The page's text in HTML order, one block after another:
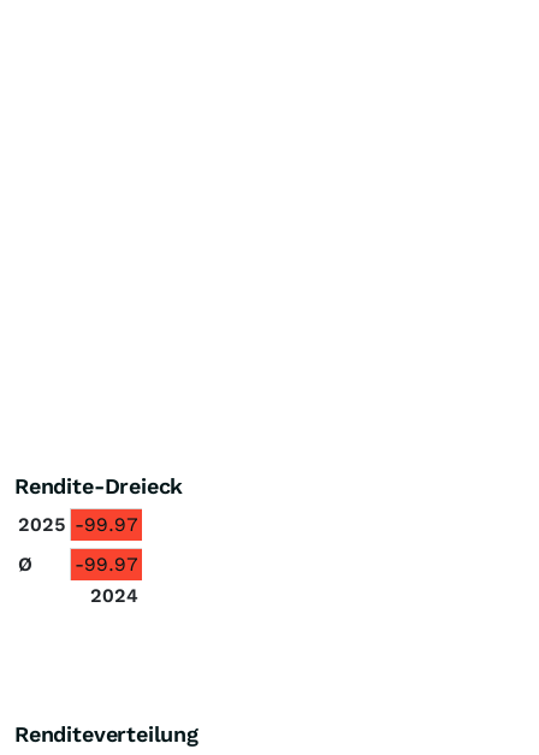
Rendite-Dreieck
2025 -99.97
Ø
-99.97
2024
Renditeverteilung